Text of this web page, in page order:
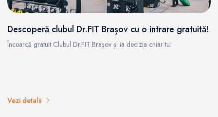
Descoperă clubul Dr.FIT Brașov cu o intrare gratuită!
Încearcă gratuit Clubul Dr.FIT Brașov și ia decizia chiar tu!
Vezi detalii